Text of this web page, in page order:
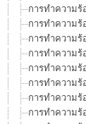
การทำความร้
การทำความร้
การทำความร้
การทำความร้
การทำความ
การทำความร้
การทำความร้
การทำความร้